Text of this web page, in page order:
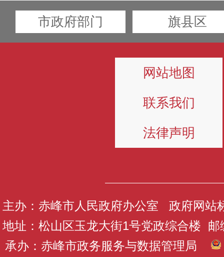
市政府部门 旗县区
网站地图
联系我们
法律声明
主办：赤峰市人民政府办公室 政府网站
地址：松山区玉龙大街1号党政综合楼 邮
承办：赤峰市政务服务与数据管理局